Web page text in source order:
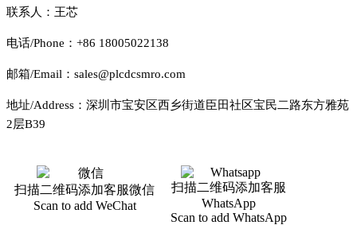
联系人：王芯
电话/Phone：+86 18005022138
邮箱/Email：sales@plcdcsmro.com
地址/Address：深圳市宝安区西乡街道臣田社区宝民二路东方雅苑
2层B39
扫描二维码添加客服微信
Scan to add WeChat
扫描二维码添加客服
WhatsApp
Scan to add WhatsApp